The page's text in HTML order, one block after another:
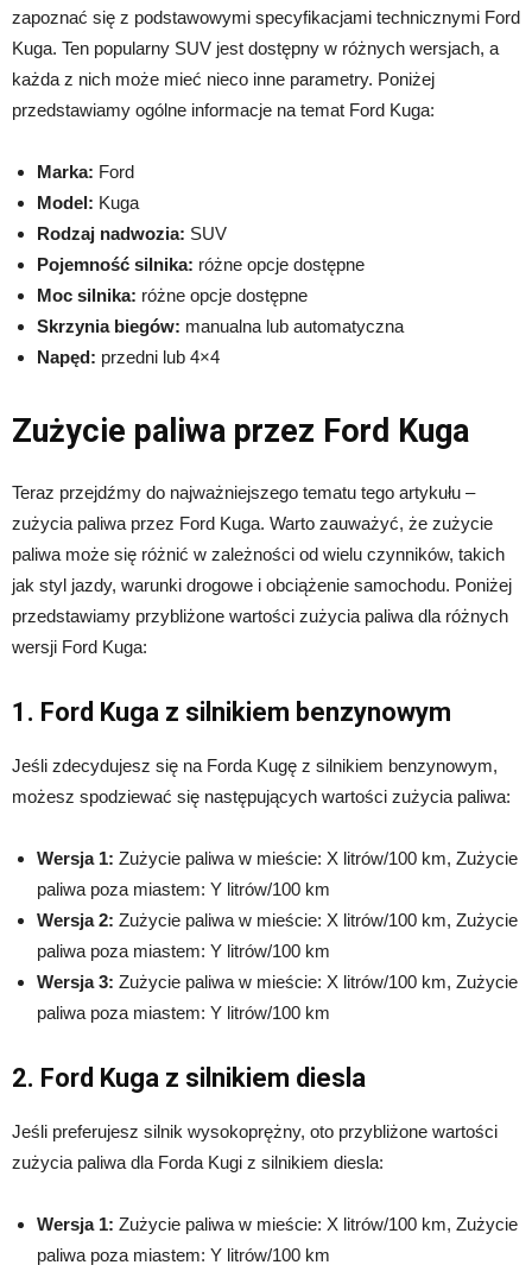
zapoznać się z podstawowymi specyfikacjami technicznymi Ford
Kuga. Ten popularny SUV jest dostępny w różnych wersjach, a
każda z nich może mieć nieco inne parametry. Poniżej
przedstawiamy ogólne informacje na temat Ford Kuga:
Marka: Ford
Model: Kuga
Rodzaj nadwozia: SUV
Pojemność silnika: różne opcje dostępne
Moc silnika: różne opcje dostępne
Skrzynia biegów: manualna lub automatyczna
Napęd: przedni lub 4×4
Zużycie paliwa przez Ford Kuga
Teraz przejdźmy do najważniejszego tematu tego artykułu –
zużycia paliwa przez Ford Kuga. Warto zauważyć, że zużycie
paliwa może się różnić w zależności od wielu czynników, takich
jak styl jazdy, warunki drogowe i obciążenie samochodu. Poniżej
przedstawiamy przybliżone wartości zużycia paliwa dla różnych
wersji Ford Kuga:
1. Ford Kuga z silnikiem benzynowym
Jeśli zdecydujesz się na Forda Kugę z silnikiem benzynowym,
możesz spodziewać się następujących wartości zużycia paliwa:
Wersja 1: Zużycie paliwa w mieście: X litrów/100 km, Zużycie
paliwa poza miastem: Y litrów/100 km
Wersja 2: Zużycie paliwa w mieście: X litrów/100 km, Zużycie
paliwa poza miastem: Y litrów/100 km
Wersja 3: Zużycie paliwa w mieście: X litrów/100 km, Zużycie
paliwa poza miastem: Y litrów/100 km
2. Ford Kuga z silnikiem diesla
Jeśli preferujesz silnik wysokoprężny, oto przybliżone wartości
zużycia paliwa dla Forda Kugi z silnikiem diesla:
Wersja 1: Zużycie paliwa w mieście: X litrów/100 km, Zużycie
paliwa poza miastem: Y litrów/100 km